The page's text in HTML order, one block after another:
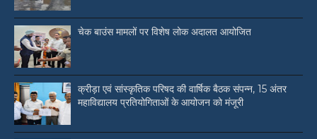
चेक बाउंस मामलों पर विशेष लोक अदालत आयोजित
क्रीड़ा एवं सांस्कृतिक परिषद की वार्षिक बैठक संपन्न, 15 अंतर
महाविद्यालय प्रतियोगिताओं के आयोजन को मंजूरी